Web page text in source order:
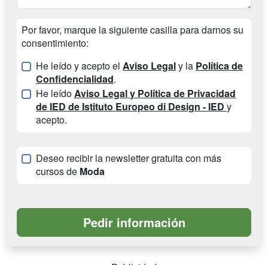
Por favor, marque la siguiente casilla para darnos su
consentimiento:
He leído y acepto el Aviso Legaly la Política de
Confidencialidad.
He leídoAviso Legal y Política de Privacidad
de IED de Istituto Europeo di Design - IED y
acepto.
Deseo recibir la newsletter gratuita con más
cursos de Moda